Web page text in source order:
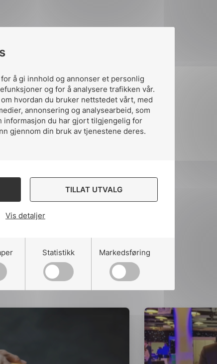
å gi innhold og annonser et personlig
og for å analysere trafikken vår.
hvordan du bruker nettstedet vårt, med
annonsering og analysearbeid, som
informasjon du har gjort tilgjengelig for
gjennom din bruk av tjenestene deres.
TILLAT UTVALG
Vis detaljer
Statistikk Markedsføring
Del artikkelen på: